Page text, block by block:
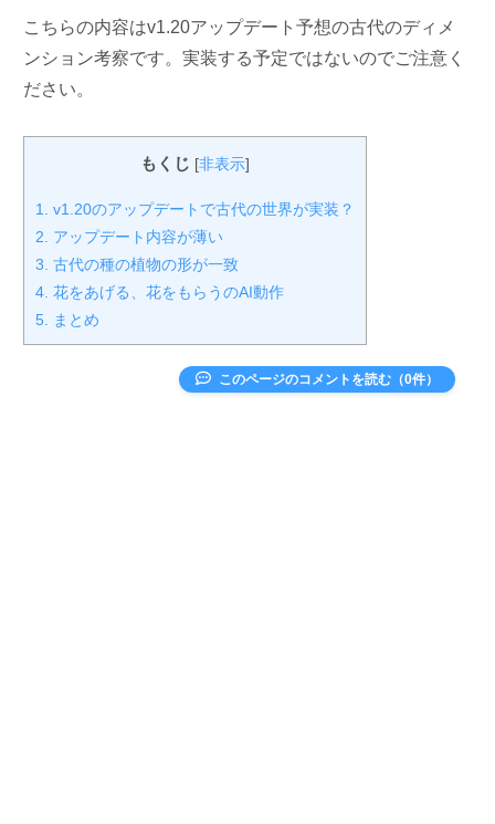
こちらの内容はv1.20アップデート予想の古代のディメ
ンション考察です。実装する予定ではないのでご注意く
ださい。
もくじ [非表示]
1.
v1.20のアップデートで古代の世界が実装？
2.
アップデート内容が薄い
3. 古代の種の植物の形が一致
4. 花をあげる、花をもらうのAI動作
5.
まとめ
このページのコメントを読む（0件）